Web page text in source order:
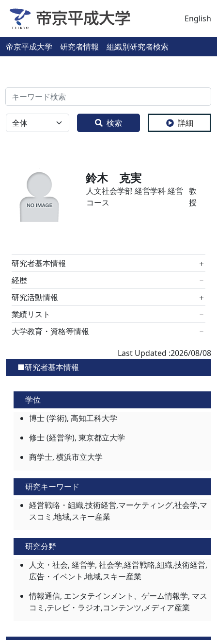
English
帝京平成大学 研究者情報 組織別研究者検索
検索
全体 検索 詳細
鈴木 克実
人文社会学部 経営学科 経営
コース
教
授
研究者基本情報
＋
経歴
－
研究活動情報
＋
業績リスト
－
大学教育・資格等情報
－
Last Updated :2026/08/08
■研究者基本情報
学位
博士 (学術), 高知工科大学
修士 (経営学), 東京都立大学
商学士, 横浜市立大学
研究キーワード
経営戦略・組織,技術経営,マーケティング,社会学,マ
スコミ,地域,スキー産業
研究分野
人文・社会, 経営学, 社会学,経営戦略,組織,技術経営,
広告・イベント,地域,スキー産業
情報通信, エンタテインメント、ゲーム情報学, マス
コミ,テレビ・ラジオ,コンテンツ,メディア産業